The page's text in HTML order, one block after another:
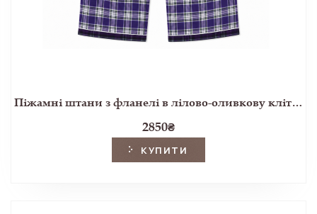
Піжамні штани з фланелі в лілово-оливкову клітинку
2850₴
КУПИТИ